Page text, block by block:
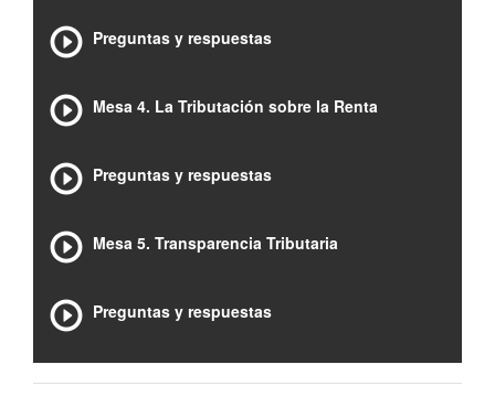
Preguntas y respuestas
Mesa 4. La Tributación sobre la Renta
Preguntas y respuestas
Mesa 5. Transparencia Tributaria
Preguntas y respuestas